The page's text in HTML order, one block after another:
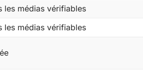
les médias vérifiables
les médias vérifiables